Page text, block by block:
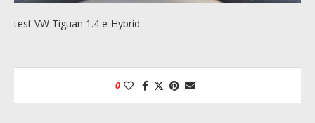
test VW Tiguan 1.4 e-Hybrid
0